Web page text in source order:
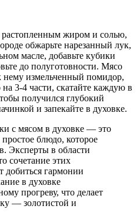
жиром и солью,
обжарьте нарезанный лук,
масле, добавьте кубики
до полуготовности. Мясо
нему измельченный помидор,
на 3-4 части, скатайте каждую в
получился глубокий
и запекайте в духовке.
с мясом в духовке — это
блюдо, которое
Эксперты в области
сочетание этих
добиться гармонии
в духовке
прогреву, что делает
— золотистой и